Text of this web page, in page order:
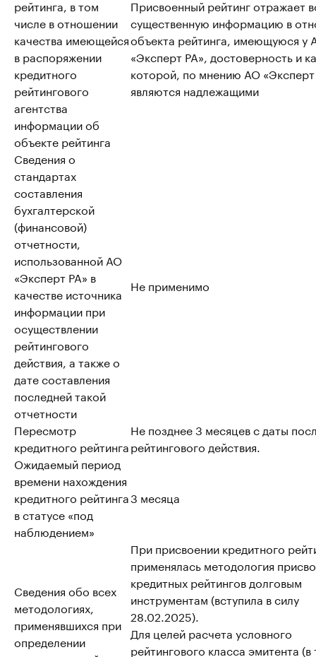
рейтинга, в том
числе в отношении
качества имеющейся
в распоряжении
кредитного
рейтингового
агентства
информации об
объекте рейтинга
Присвоенный рейтинг отражает
существенную информацию в
объекта рейтинга, имеющуюся у
«Эксперт РА», достоверность и
которой, по мнению АО
являются надлежащими
Сведения о
стандартах
составления
бухгалтерской
(финансовой)
отчетности,
использованной АО
«Эксперт РА» в
качестве источника
информации при
осуществлении
рейтингового
действия, а также о
дате составления
последней такой
отчетности
Не применимо
Пересмотр
кредитного рейтинга
Не позднее 3 месяцев с даты
рейтингового действия.
Ожидаемый период
времени нахождения
кредитного рейтинга
в статусе «под
наблюдением»
3 месяца
Сведения обо всех
методологиях,
применявшихся при
определении
При присвоении кредитного
применялась методология
кредитных рейтингов долговым
инструментам (вступила в силу
28.02.2025).
Для целей расчета условного
рейтингового класса эмитента (в